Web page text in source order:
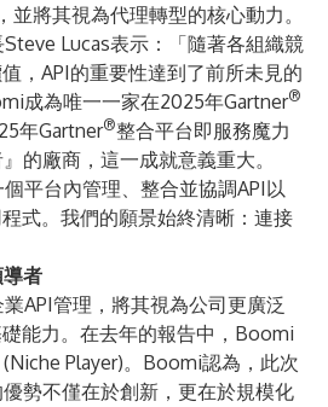
並將其視為代理轉型的核心動力。
Lucas表示：「隨著各組織競
，API的重要性達到了前所未見的
成為唯一一家在2025年Gartner®
年Gartner®整合平台即服務魔力
的廠商，這一成就意義重大。
平台內管理、整合並協調API以
式。我們的願景始終清晰：連接
者
API管理，將其視為公司更廣泛
能力。在去年的報告中，Boomi
Player)。Boomi認為，此次
勢不僅在於創新，更在於規模化